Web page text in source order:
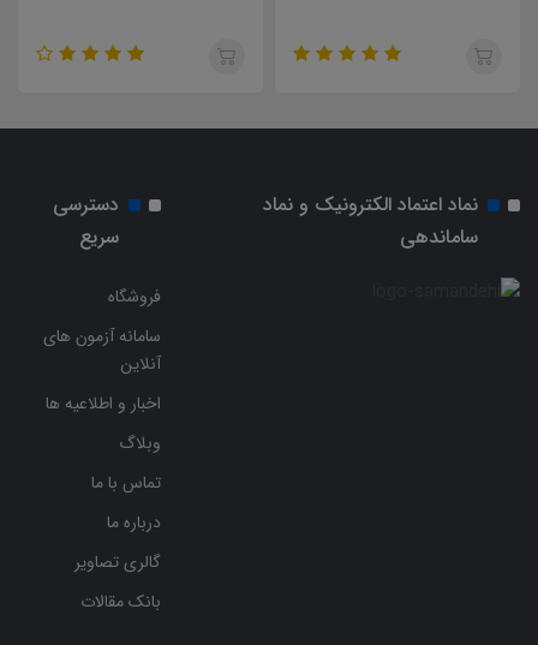
نماد اعتماد الکترونیک و نماد
ساماندهی
دسترسی
سریع
فروشگاه
سامانه آزمون های
آنلاین
اخبار و اطلاعیه ها
وبلاگ
تماس با ما
درباره ما
گالری تصاویر
بانک مقالات